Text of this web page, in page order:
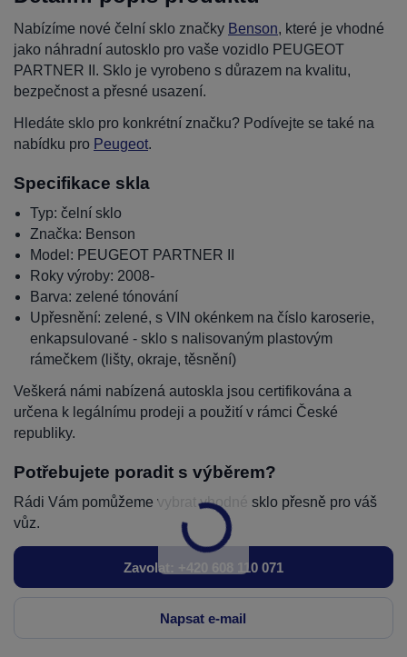
Nabízíme nové čelní sklo značky Benson, které je vhodné
jako náhradní autosklo pro vaše vozidlo PEUGEOT
PARTNER II. Sklo je vyrobeno s důrazem na kvalitu,
bezpečnost a přesné usazení.
Hledáte sklo pro konkrétní značku? Podívejte se také na
nabídku pro Peugeot.
Specifikace skla
Typ: čelní sklo
Značka: Benson
Model: PEUGEOT PARTNER II
Roky výroby: 2008-
Barva: zelené tónování
Upřesnění: zelené, s VIN okénkem na číslo karoserie,
enkapsulované - sklo s nalisovaným plastovým
rámečkem (lišty, okraje, těsnění)
Veškerá námi nabízená autoskla jsou certifikována a
určena k legálnímu prodeji a použití v rámci České
republiky.
Potřebujete poradit s výběrem?
Rádi Vám pomůžeme vybrat vhodné sklo přesně pro váš
vůz.
Zavolat: +420 608 110 071
Napsat e-mail